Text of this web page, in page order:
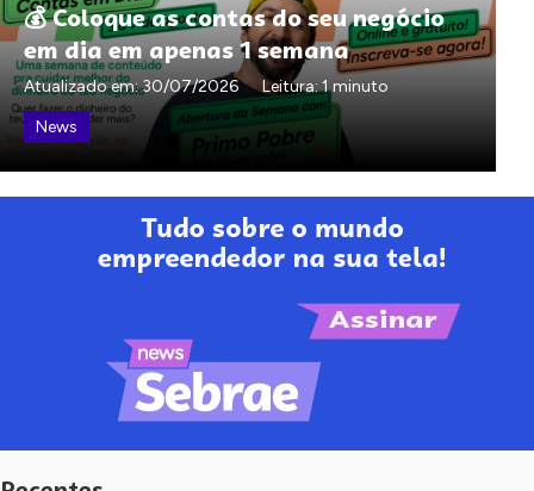
💰 Coloque as contas do seu negócio
em dia em apenas 1 semana
Atualizado em:30/07/2026
Leitura: 1 minuto
News